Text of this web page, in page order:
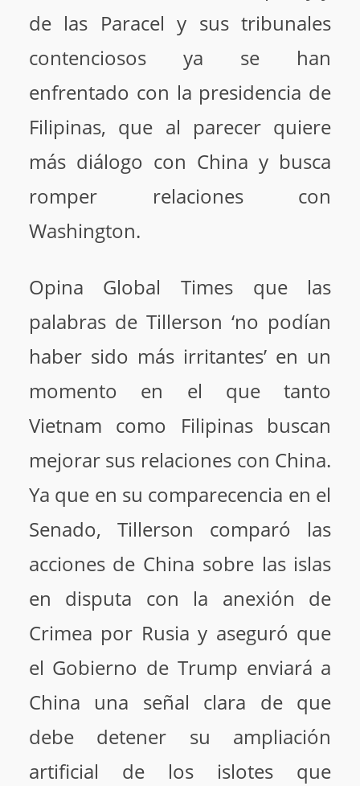
de las Paracel y sus tribunales
contenciosos ya se han
enfrentado con la presidencia de
Filipinas, que al parecer quiere
más diálogo con China y busca
romper relaciones con
Washington.
Opina Global Times que las
palabras de Tillerson ‘no podían
haber sido más irritantes’ en un
momento en el que tanto
Vietnam como Filipinas buscan
mejorar sus relaciones con China.
Ya que en su comparecencia en el
Senado, Tillerson comparó las
acciones de China sobre las islas
en disputa con la anexión de
Crimea por Rusia y aseguró que
el Gobierno de Trump enviará a
China una señal clara de que
debe detener su ampliación
artificial de los islotes que